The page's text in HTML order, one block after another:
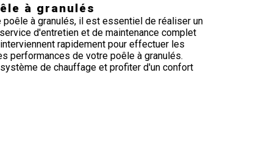
à granulés
à granulés, il est essentiel de réaliser un
d'entretien et de maintenance complet
rapidement pour effectuer les
performances de votre poêle à granulés.
de chauffage et profiter d'un confort